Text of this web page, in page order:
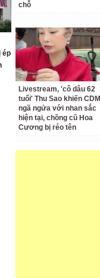
ép
chỗ
Livestream, 'cô dâu 62
tuổi' Thu Sao khiến CDM
ngã ngửa với nhan sắc
hiện tại, chồng cũ Hoa
Cương bị réo tên